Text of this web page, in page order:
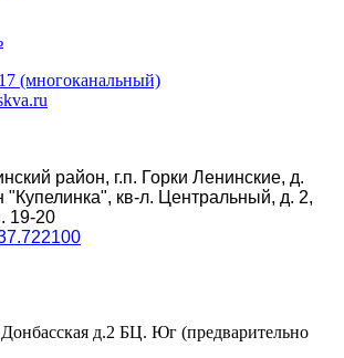
(многоканальный)
район, г.п. Горки Ленинские, д.
кв-л. Центральный, д. 2,
19-20
д.2 БЦ. Юг (предварительно